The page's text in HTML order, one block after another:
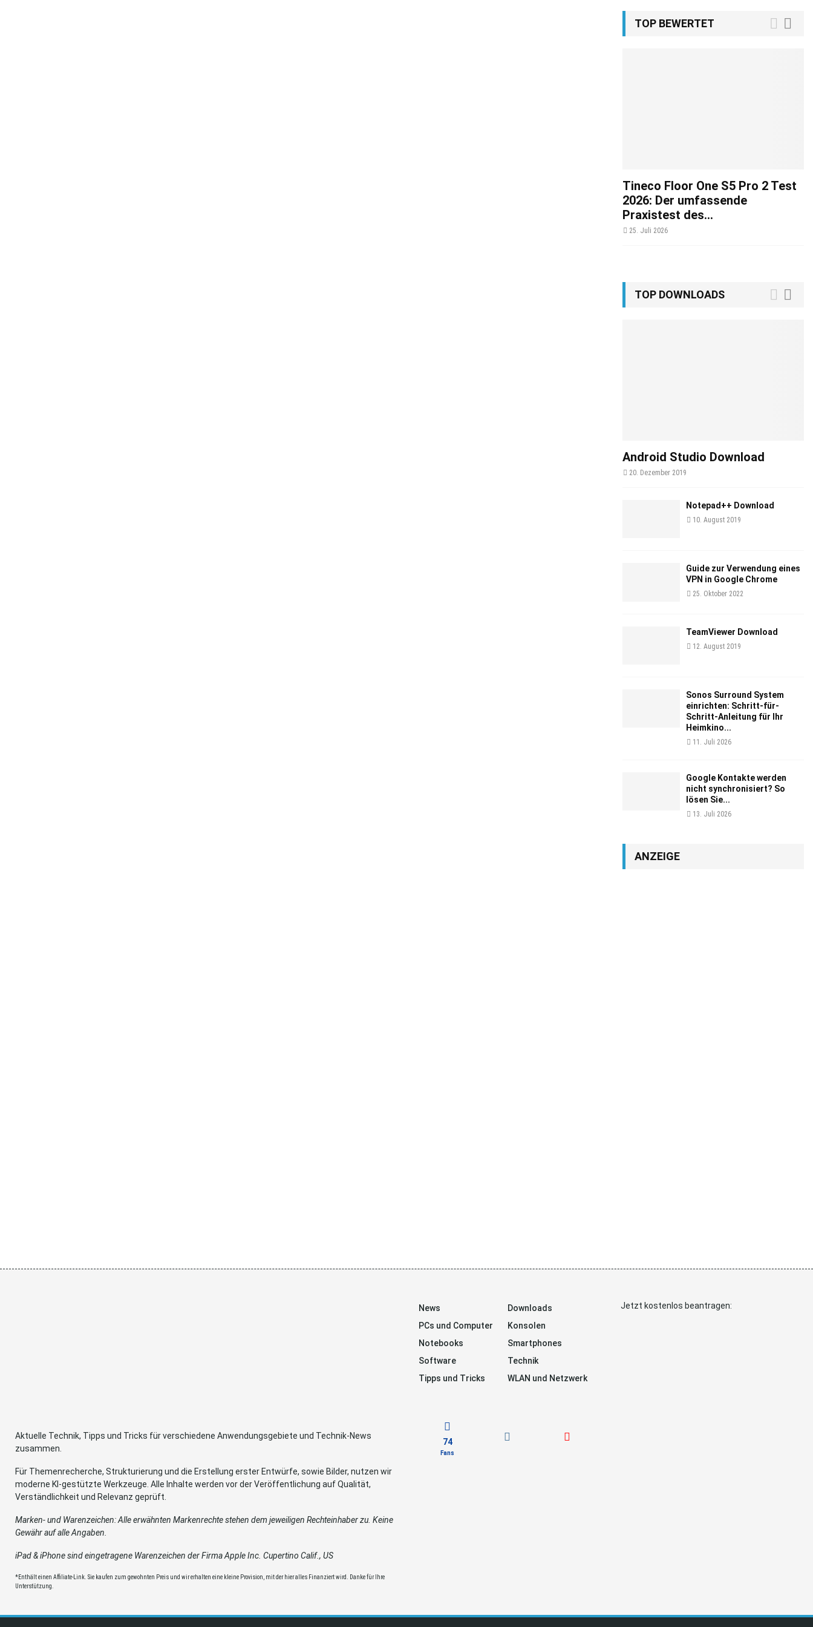
TOP BEWERTET
Tineco Floor One S5 Pro 2 Test
2026: Der umfassende
Praxistest des...
25. Juli 2026
TOP DOWNLOADS
Android Studio Download
20. Dezember 2019
Notepad++ Download
10. August 2019
Guide zur Verwendung eines
VPN in Google Chrome
25. Oktober 2022
TeamViewer Download
12. August 2019
Sonos Surround System
einrichten: Schritt-für-
Schritt-Anleitung für Ihr
Heimkino...
11. Juli 2026
Google Kontakte werden
nicht synchronisiert? So
lösen Sie...
13. Juli 2026
ANZEIGE
Aktuelle Technik, Tipps und Tricks für verschiedene Anwendungsgebiete und Technik-News
zusammen.
Für Themenrecherche, Strukturierung und die Erstellung erster Entwürfe, sowie Bilder, nutzen wir
moderne KI-gestützte Werkzeuge. Alle Inhalte werden vor der Veröffentlichung auf Qualität,
Verständlichkeit und Relevanz geprüft.
Marken- und Warenzeichen: Alle erwähnten Markenrechte stehen dem jeweiligen Rechteinhaber zu. Keine
Gewähr auf alle Angaben.
iPad & iPhone sind eingetragene Warenzeichen der Firma Apple Inc. Cupertino Calif., US
*Enthält einen Affiliate-Link. Sie kaufen zum gewohnten Preis und wir erhalten eine kleine Provision, mit der hier alles Finanziert wird. Danke für Ihre
Unterstützung.
News
Downloads
PCs und Computer
Konsolen
Notebooks
Smartphones
Software
Technik
Tipps und Tricks
WLAN und Netzwerk
74
Fans
Jetzt kostenlos beantragen: